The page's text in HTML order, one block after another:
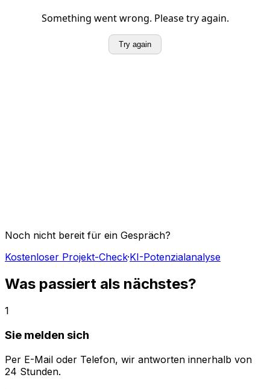
Noch nicht bereit für ein Gespräch?
Kostenloser Projekt-Check·KI-Potenzialanalyse
Was passiert als nächstes?
1
Sie melden sich
Per E-Mail oder Telefon, wir antworten innerhalb von
24 Stunden.